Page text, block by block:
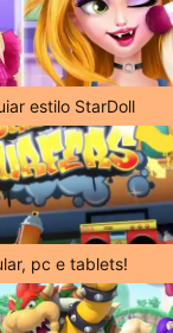
estilo StarDoll
pc e tablets!